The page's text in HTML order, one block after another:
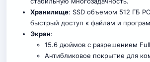
Хранилище: SSD объемом 512 ГБ
быстрый доступ к файлам и
Экран:
15.6 дюймов с разрешением
Антибликовое покрытие для